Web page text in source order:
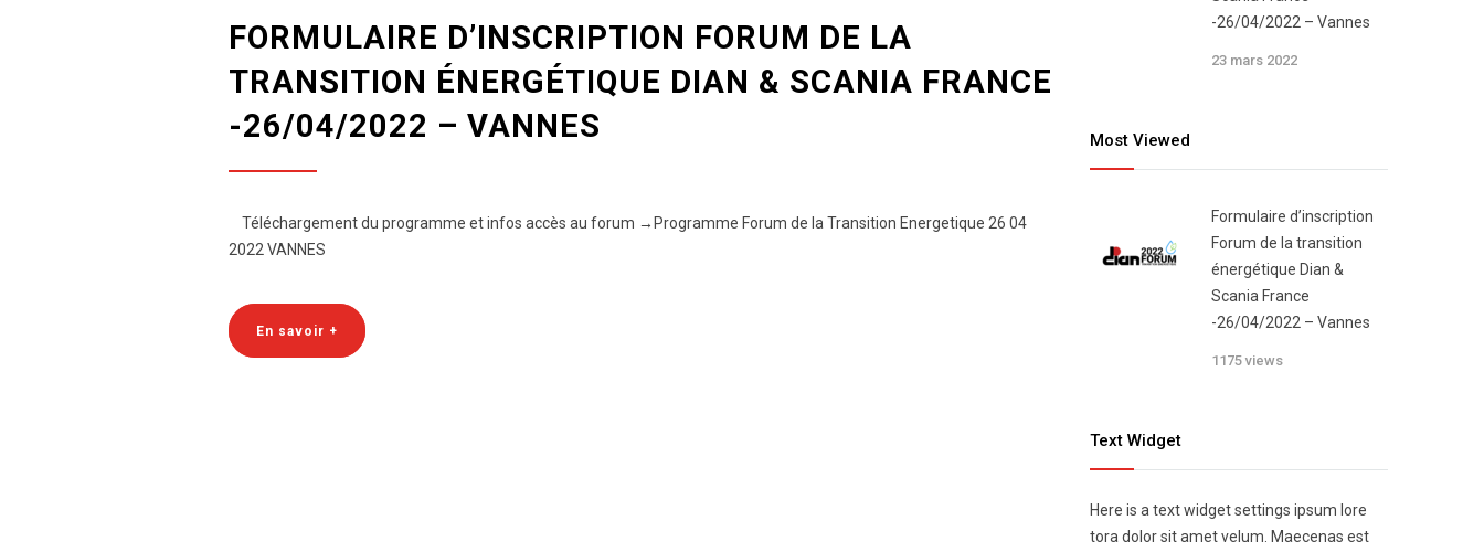
FORMULAIRE D’INSCRIPTION FORUM DE LA
TRANSITION ÉNERGÉTIQUE DIAN & SCANIA FRANCE
-26/04/2022 – VANNES
Téléchargement du programme et infos accès au forum →Programme Forum de la Transition Energetique 26 04
2022 VANNES
En savoir +
-26/04/2022 – Vannes
23 mars 2022
Most Viewed
Formulaire d’inscription
Forum de la transition
énergétique Dian &
Scania France
-26/04/2022 – Vannes
1175 views
Text Widget
Here is a text widget settings ipsum lore
tora dolor sit amet velum. Maecenas est